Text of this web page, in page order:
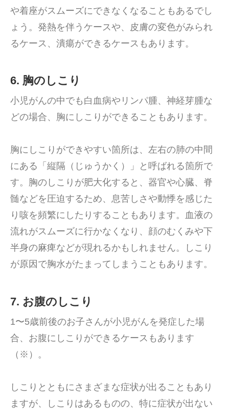
や着座がスムーズにできなくなることもあるでし
ょう。発熱を伴うケースや、皮膚の変色がみられ
るケース、潰瘍ができるケースもあります。
6. 胸のしこり
小児がんの中でも白血病やリンパ腫、神経芽腫な
どの場合、胸にしこりができることもあります。
胸にしこりができやすい箇所は、左右の肺の中間
にある「縦隔（じゅうかく）」と呼ばれる箇所で
す。胸のしこりが肥大化すると、器官や心臓、脊
髄などを圧迫するため、息苦しさや動悸を感じた
り咳を頻繁にしたりすることもあります。血液の
流れがスムーズに行かなくなり、顔のむくみや下
半身の麻痺などが現れるかもしれません。しこり
が原因で胸水がたまってしまうこともあります。
7. お腹のしこり
1〜5歳前後のお子さんが小児がんを発症した場
合、お腹にしこりができるケースもあります
（※）。
しこりとともにさまざまな症状が出ることもあり
ますが、しこりはあるものの、特に症状が出ない